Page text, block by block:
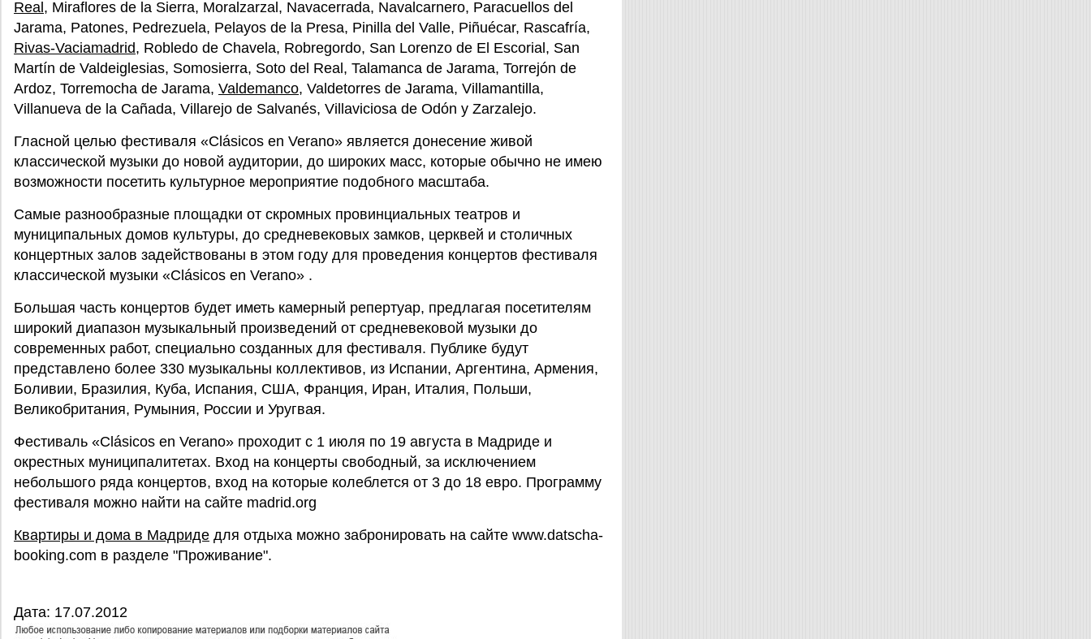
Real , Miraflores de la Sierra, Moralzarzal, Navacerrada, Navalcarnero, Paracuellos del
Jarama, Patones, Pedrezuela, Pelayos de la Presa, Pinilla del Valle, Piñuécar, Rascafría,
Rivas-Vaciamadrid, Robledo de Chavela, Robregordo, San Lorenzo de El Escorial, San
Martín de Valdeiglesias, Somosierra, Soto del Real, Talamanca de Jarama, Torrejón de
Ardoz, Torremocha de Jarama, Valdemanco, Valdetorres de Jarama, Villamantilla,
Villanueva de la Cañada, Villarejo de Salvanés, Villaviciosa de Odón y Zarzalejo.
Гласной целью фестиваля «Clásicos en Verano» является донесение живой
классической музыки до новой аудитории, до широких масс, которые обычно не имею
возможности посетить культурное мероприятие подобного масштаба.
Самые разнообразные площадки от скромных провинциальных театров и
муниципальных домов культуры, до средневековых замков, церквей и столичных
концертных залов задействованы в этом году для проведения концертов фестиваля
классической музыки «Clásicos en Verano» .
Большая часть концертов будет иметь камерный репертуар, предлагая посетителям
широкий диапазон музыкальный произведений от средневековой музыки до
современных работ, специально созданных для фестиваля. Публике будут
представлено более 330 музыкальны коллективов, из Испании, Аргентина, Армения,
Боливии, Бразилия, Куба, Испания, США, Франция, Иран, Италия, Польши,
Великобритания, Румыния, России и Уругвая.
Фестиваль «Clásicos en Verano» проходит с 1 июля по 19 августа в Мадриде и
окрестных муниципалитетах. Вход на концерты свободный, за исключением
небольшого ряда концертов, вход на которые колеблется от 3 до 18 евро. Программу
фестиваля можно найти на сайте madrid.org
Квартиры и дома в Мадриде для отдыха можно забронировать на сайте www.datscha-
booking.com в разделе "Проживание".
Дата: 17.07.2012